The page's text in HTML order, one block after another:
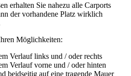
erhalten Sie nahezu alle Carports
der vorhandene Platz wirklich
Möglichkeiten:
Verlauf links und / oder rechts
Verlauf vorne und / oder hinten
beidseitig auf eine tragende Mauer